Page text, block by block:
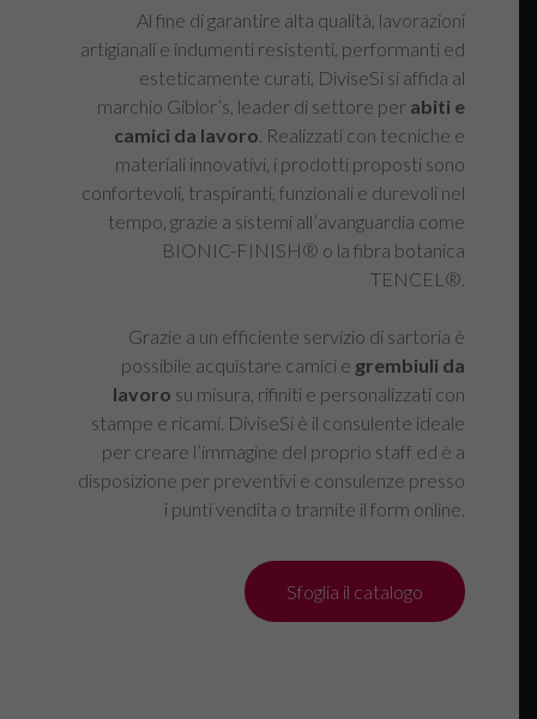
Al fine di garantire alta qualità, lavorazioni
artigianali e indumenti resistenti, performanti ed
esteticamente curati, DiviseSi si affida al
marchio Giblor’s, leader di settore per abiti e
camici da lavoro . Realizzati con tecniche e
materiali innovativi, i prodotti proposti sono
confortevoli, traspiranti, funzionali e durevoli nel
tempo, grazie a sistemi all’avanguardia come
BIONIC-FINISH® o la fibra botanica
TENCEL®.
Grazie a un efficiente servizio di sartoria è
possibile acquistare camici e grembiuli da
lavoro su misura, rifiniti e personalizzati con
stampe e ricami. DiviseSi è il consulente ideale
per creare l’immagine del proprio staff ed è a
disposizione per preventivi e consulenze presso
i punti vendita o tramite il form online.
Sfoglia il catalogo